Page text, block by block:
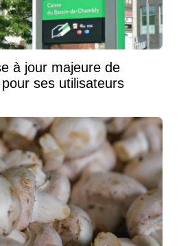
à jour majeure de
ses utilisateurs